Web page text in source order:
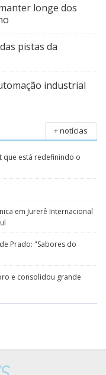
longe dos
pistas da
industrial
+ notícias
que está redefinindo o
em Jurerê Internacional
Prado: "Sabores do
e consolidou grande